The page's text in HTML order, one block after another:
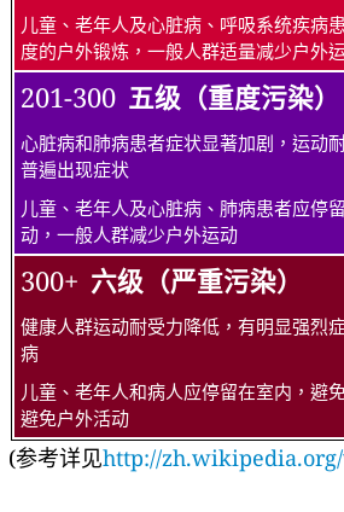
儿童、老年人及心脏病、呼吸系统疾病
度的户外锻炼，一般人群适量减少户外
201-300 五级（重度污染）
心脏病和肺病患者症状显著加剧，运动
普遍出现症状
儿童、老年人及心脏病、肺病患者应停
动，一般人群减少户外运动
300+ 六级（严重污染）
健康人群运动耐受力降低，有明显强烈
病
儿童、老年人和病人应停留在室内，避
避免户外活动
(参考详见http://